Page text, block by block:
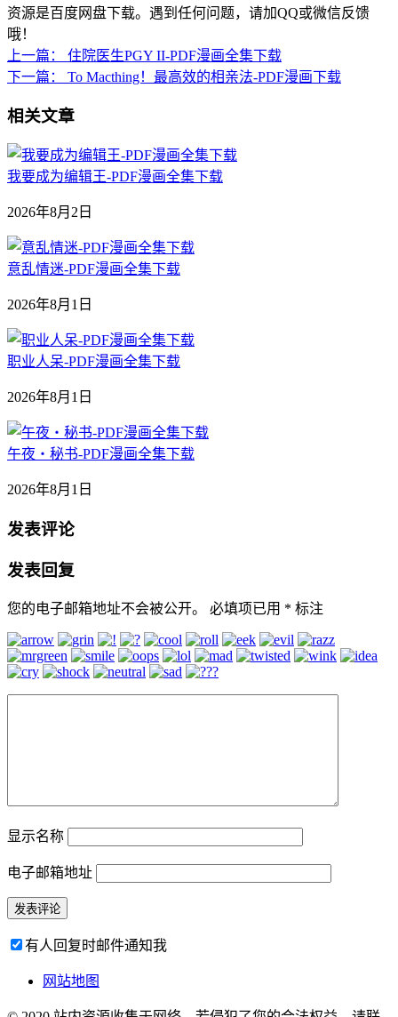
资源是百度网盘下载。遇到任何问题，请加QQ或微信反馈
哦！
上一篇：
住院医生PGY II-PDF漫画全集下载
下一篇：
To Macthing！最高效的相亲法-PDF漫画下载
相关文章
我要成为编辑王-PDF漫画全集下载
2026年8月2日
意乱情迷-PDF漫画全集下载
2026年8月1日
职业人呆-PDF漫画全集下载
2026年8月1日
午夜‧秘书-PDF漫画全集下载
2026年8月1日
发表评论
发表回复
您的电子邮箱地址不会被公开。 必填项已用 * 标注
显示名称
电子邮箱地址
有人回复时邮件通知我
网站地图